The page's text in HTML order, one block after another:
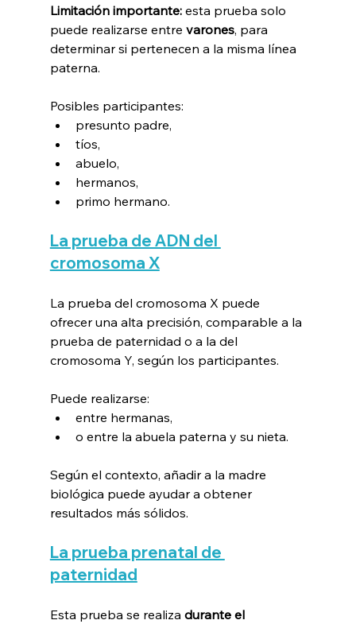
Limitación importante: esta prueba solo
puede realizarse entre varones, para
determinar si pertenecen a la misma línea
paterna.
Posibles participantes:
presunto padre,
tíos,
abuelo,
hermanos,
primo hermano.
La prueba de ADN del
cromosoma X
La prueba del cromosoma X puede
ofrecer una alta precisión, comparable a la
prueba de paternidad o a la del
cromosoma Y, según los participantes.
Puede realizarse:
entre hermanas,
o entre la abuela paterna y su nieta.
Según el contexto, añadir a la madre
biológica puede ayudar a obtener
resultados más sólidos.
La prueba prenatal de
paternidad
Esta prueba se realiza durante el